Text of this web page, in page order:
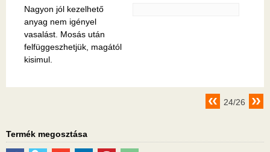
Nagyon jól kezelhető
anyag nem igényel
vasalást. Mosás után
felfüggeszhetjük, magától
kisimul.
24/26
Termék megosztása